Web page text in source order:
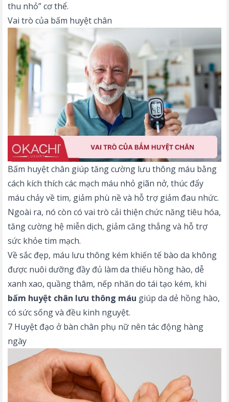
thu nhỏ” cơ thể.
Vai trò của bấm huyệt chân
Bấm huyệt chân giúp tăng cường lưu thông máu bằng
cách kích thích các mạch máu nhỏ giãn nở, thúc đẩy
máu chảy về tim, giảm phù nề và hỗ trợ giảm đau nhức.
Ngoài ra, nó còn có vai trò cải thiện chức năng tiêu hóa,
tăng cường hệ miễn dịch, giảm căng thẳng và hỗ trợ
sức khỏe tim mạch.
Về sắc đẹp, máu lưu thông kém khiến tế bào da không
được nuôi dưỡng đầy đủ làm da thiếu hồng hào, dễ
xanh xao, quầng thâm, nếp nhăn do tái tạo kém, khi
bấm huyệt chân lưu thông máu giúp da dẻ hồng hào,
có sức sống và đều kinh nguyệt.
7 Huyệt đạo ở bàn chân phụ nữ nên tác động hàng
ngày